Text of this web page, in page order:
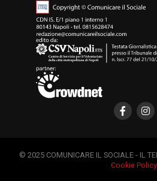
© 2025 COMUNICARE IL SOCIALE - IL
Cookie Policy